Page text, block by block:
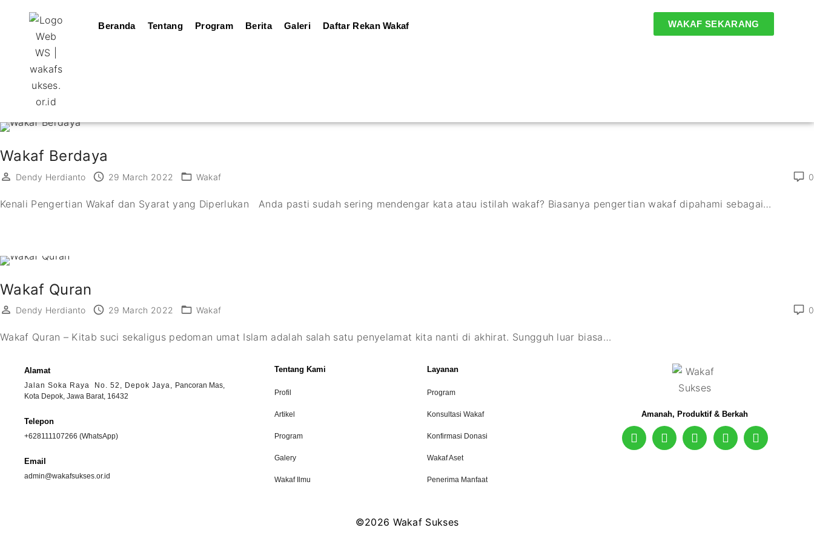
Beranda Tentang Program Berita Galeri Daftar Rekan Wakaf WAKAF SEKARANG
Wakaf Berdaya
0
Dendy Herdianto 29 March 2022 Wakaf
Kenali Pengertian Wakaf dan Syarat yang Diperlukan Anda pasti sudah sering mendengar kata atau istilah wakaf? Biasanya pengertian wakaf dipahami sebagai…
Wakaf Quran
0
Dendy Herdianto 29 March 2022 Wakaf
Wakaf Quran – Kitab suci sekaligus pedoman umat Islam adalah salah satu penyelamat kita nanti di akhirat. Sungguh luar biasa…
Alamat
Jalan Soka Raya No. 52, Depok Jaya, Pancoran Mas,
Kota Depok, Jawa Barat, 16432
Telepon
+628111107266 (WhatsApp)
Email
admin@wakafsukses.or.id
Tentang Kami
Profil
Artikel
Program
Galery
Wakaf Ilmu
Layanan
Program
Konsultasi Wakaf
Konfirmasi Donasi
Wakaf Aset
Penerima Manfaat
Amanah, Produktif & Berkah
©2026 Wakaf Sukses